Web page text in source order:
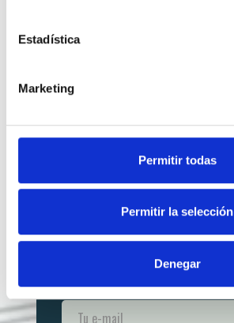
Estadística
Marketing
Permitir todas
Permitir la selección
Denegar
AYUDARTE?